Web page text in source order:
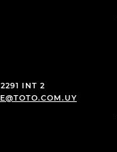
INT 2